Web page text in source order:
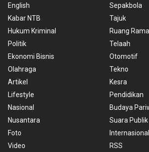
English
Kabar NTB
Hukum Kriminal
Politik
Ekonomi Bisnis
Olahraga
Artikel
Lifestyle
Nasional
Nusantara
Foto
Video
Sepakbola
Tajuk
Ruang
Telaah
Otomotif
Tekno
Kesra
Pendidikan
Budaya
Suara Publik
Internasional
RSS